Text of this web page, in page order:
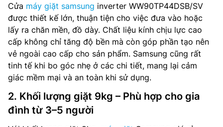
Cửa máy giặt samsung inverter WW90TP44DSB/SV
được thiết kế lớn, thuận tiện cho việc đưa vào hoặc
lấy ra chăn mền, đồ dày. Chất liệu kính chịu lực cao
cấp không chỉ tăng độ bền mà còn góp phần tạo nên
vẻ ngoài cao cấp cho sản phẩm. Samsung cũng rất
tinh tế khi bo góc nhẹ ở các chi tiết, mang lại cảm
giác mềm mại và an toàn khi sử dụng.
2. Khối lượng giặt 9kg – Phù hợp cho gia
đình từ 3–5 người